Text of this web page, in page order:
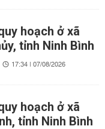
hoạch ở xã
tỉnh Ninh Bình
17:34 | 07/08/2026
hoạch ở xã
tỉnh Ninh Bình